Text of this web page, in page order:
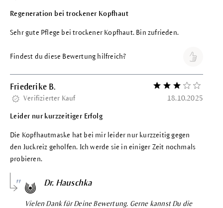
Regeneration bei trockener Kopfhaut
Sehr gute Pflege bei trockener Kopfhaut. Bin zufrieden.
Findest du diese Bewertung hilfreich?
Friederike B. Bewertung mit 3
Verifizierter Kauf 18.10.2025
Leider nur kurzzeitiger Erfolg
Die Kopfhautmaske hat bei mir leider nur kurzzeitig gegen
den Juckreiz geholfen. Ich werde sie in einiger Zeit nochmals
probieren.
Dr. Hauschka
Vielen Dank für Deine Bewertung. Gerne kannst Du die